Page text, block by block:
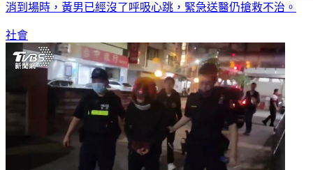
消到場時，黃男已經沒了呼吸心跳，緊急送醫仍搶救不治。
社會